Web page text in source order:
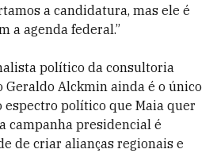
a candidatura, mas ele é
a agenda federal.”
político da consultoria
Geraldo Alckmin ainda é o único
político que Maia quer
campanha presidencial é
de criar alianças regionais e